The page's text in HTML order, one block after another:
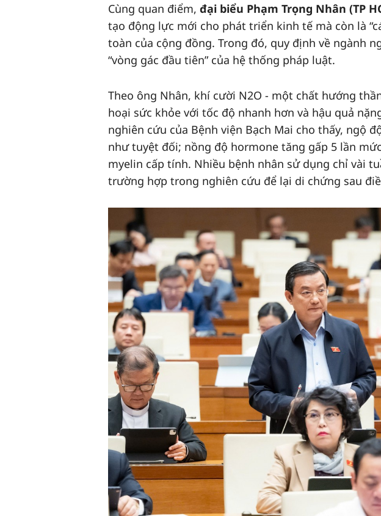
Cùng quan điểm, đại biểu Phạm Trọng Nhân (TP
tạo động lực mới cho phát triển kinh tế mà còn là
toàn của cộng đồng. Trong đó, quy định về ngành
“vòng gác đầu tiên” của hệ thống pháp luật.
Theo ông Nhân, khí cười N2O - một chất hướng
hoại sức khỏe với tốc độ nhanh hơn và hậu quả
nghiên cứu của Bệnh viện Bạch Mai cho thấy, ngộ
như tuyệt đối; nồng độ hormone tăng gấp 5 lần
myelin cấp tính. Nhiều bệnh nhân sử dụng chỉ vài
trường hợp trong nghiên cứu để lại di chứng sau